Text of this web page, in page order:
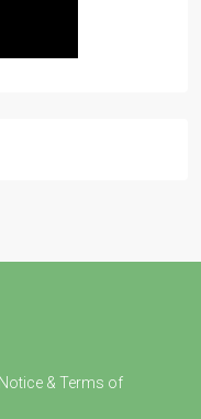
& Terms of